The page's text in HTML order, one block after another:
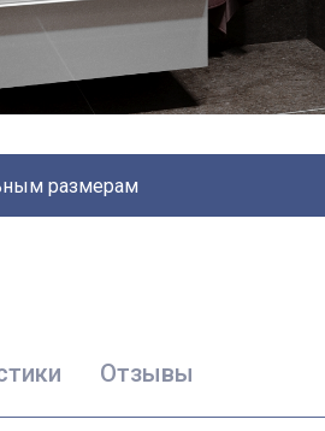
размерам
Отзывы